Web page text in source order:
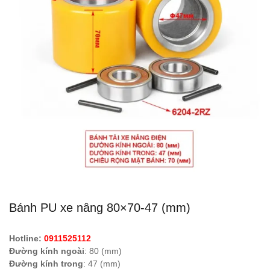
Bánh PU xe nâng 80×70-47 (mm)
Hotline: 0911525112
Đường kính ngoài: 80 (mm)
Đường kính trong: 47 (mm)